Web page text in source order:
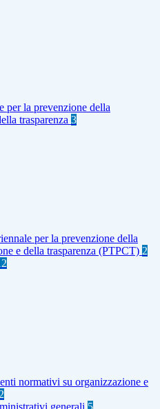
per la prevenzione della
trasparenza 3
per la prevenzione della
e della trasparenza (PTPCT) 2
normativi su organizzazione e
2